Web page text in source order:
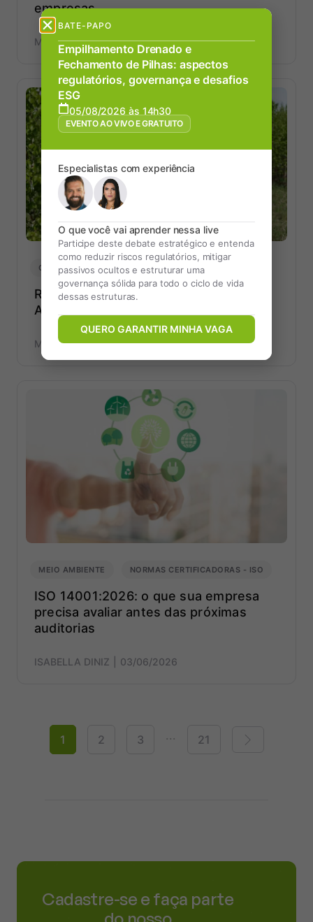
empresas
MARCELO BALTAZAR 13/07/2026
GERAL MEIO AMBIENTE
Responsável técnico ambiental em
Alagoas: o que exige a Lei 9.779/2025
MARCELO BALTAZAR 13/07/2026
MEIO AMBIENTE NORMAS CERTIFICADORAS - ISO
ISO 14001:2026: o que sua empresa
precisa avaliar antes das próximas
auditorias
ISABELLA DINIZ 03/06/2026
1 2 3 ... 21
Cadastre-se e faça parte
BATE-PAPO
Empilhamento Drenado e
Fechamento de Pilhas: aspectos
regulatórios, governança e desafios
ESG
05/08/2026 às 14h30
EVENTO AO VIVO E GRATUITO
Especialistas com experiência
O que você vai aprender nessa live
Participe deste debate estratégico e entenda
como reduzir riscos regulatórios, mitigar
passivos ocultos e estruturar uma
governança sólida para todo o ciclo de vida
dessas estruturas.
QUERO GARANTIR MINHA VAGA